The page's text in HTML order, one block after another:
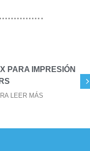
PARA IMPRESIÓN
LEER MÁS